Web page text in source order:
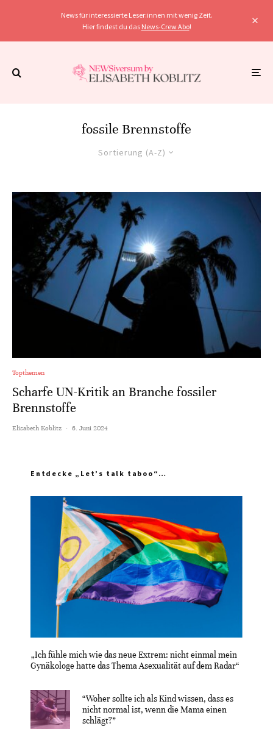
News für interessierte Leser:innen mit wenig Zeit.
Hier findest du das News-Crew Abo!
fossile Brennstoffe
Sortierung (A-Z)
Topthemen
Scharfe UN-Kritik an Branche fossiler
Brennstoffe
Elisabeth Koblitz · 6. Juni 2024
Entdecke „Let’s talk taboo“…
„Ich fühle mich wie das neue Extrem: nicht einmal mein
Gynäkologe hatte das Thema Asexualität auf dem Radar“
“Woher sollte ich als Kind wissen, dass es
nicht normal ist, wenn die Mama einen
schlägt?”